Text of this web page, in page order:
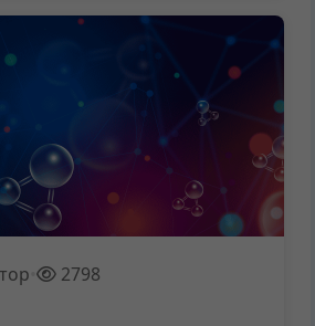
• 2798